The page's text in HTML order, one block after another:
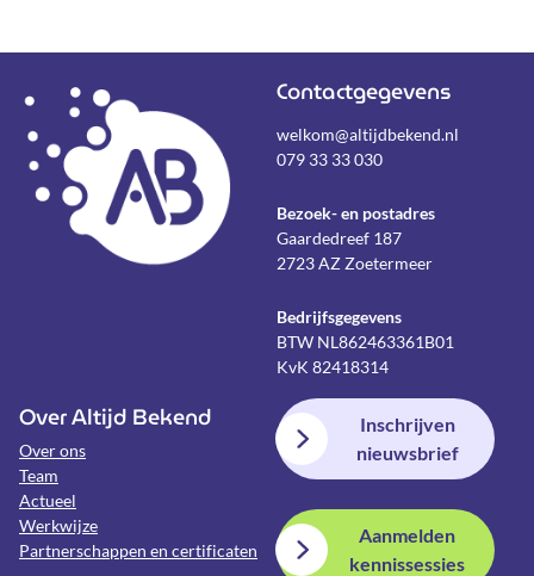
Contactgegevens
welkom@altijdbekend.nl
079 33 33 030
Bezoek- en postadres
Gaardedreef 187
2723 AZ Zoetermeer
Bedrijfsgegevens
BTW NL862463361B01
KvK 82418314
Over Altijd Bekend
Over ons
Team
Actueel
Werkwijze
Partnerschappen en certificaten
Inschrijven
nieuwsbrief
Aanmelden
kennissessies